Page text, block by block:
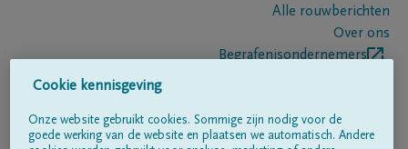
Alle rouwberichten
Over ons
Begrafenisondernemers
Volg ons op
Cookie kennisgeving
Onze website gebruikt cookies. Sommige zijn nodig voor de
goede werking van de website en plaatsen we automatisch. Andere